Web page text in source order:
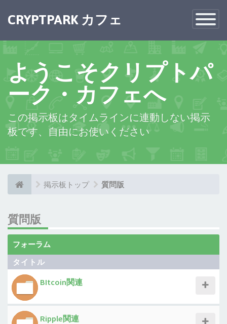
Toggle
CRYPTPARK カフェ ×
ようこそクリプトパ
ーク・カフェへ
この掲示板はタイムラインに連動しない掲示
板です、自由にお使いください
掲示板トップ 質問版
質問版
フォーラム
タイトル
BItcoin関連
Ripple関連